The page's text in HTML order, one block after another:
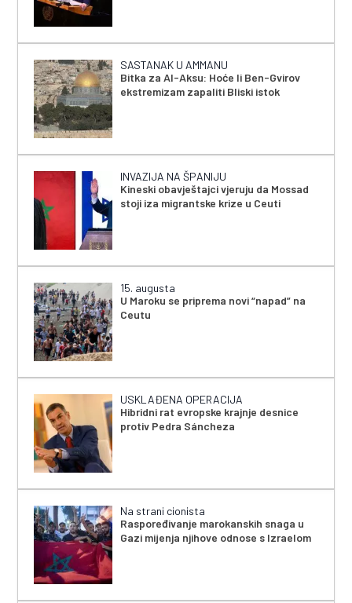
SASTANAK U AMMANU
Bitka za Al-Aksu: Hoće li Ben-Gvirov
ekstremizam zapaliti Bliski istok
INVAZIJA NA ŠPANIJU
Kineski obavještajci vjeruju da Mossad
stoji iza migrantske krize u Ceuti
15. augusta
U Maroku se priprema novi “napad” na
Ceutu
USKLAĐENA OPERACIJA
Hibridni rat evropske krajnje desnice
protiv Pedra Sáncheza
Na strani cionista
Raspoređivanje marokanskih snaga u
Gazi mijenja njihove odnose s Izraelom